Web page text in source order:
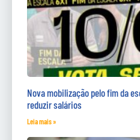
Nova mobilização pelo fim da
reduzir salários
Leia mais »